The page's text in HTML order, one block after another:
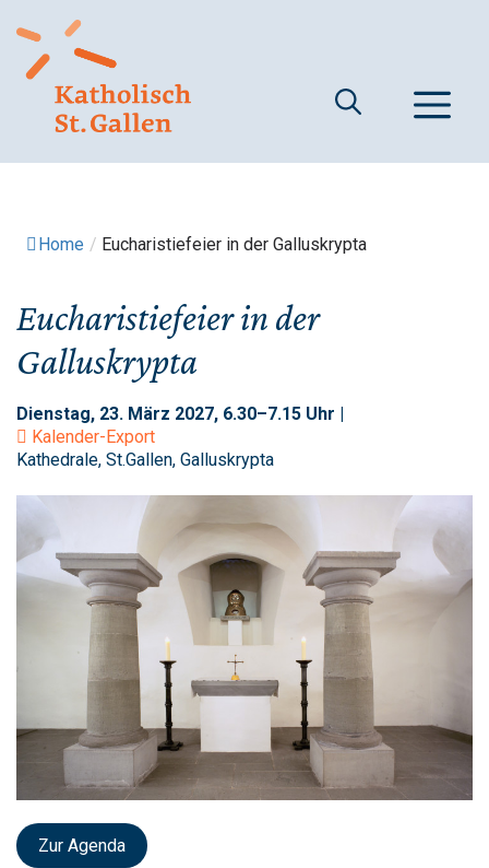
zum
Inhalt
Home / Eucharistiefeier in der Galluskrypta
Eucharistiefeier in der
Galluskrypta
Dienstag, 23. März 2027, 6.30–7.15 Uhr |
Kalender-Export
Kathedrale, St.Gallen, Galluskrypta
Zur Agenda